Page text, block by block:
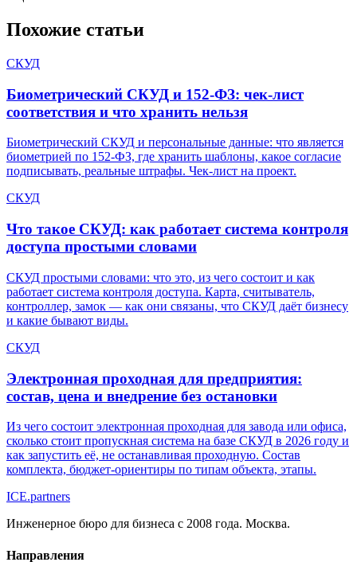
Похожие статьи
СКУД
Биометрический СКУД и 152-ФЗ: чек-лист
соответствия и что хранить нельзя
Биометрический СКУД и персональные данные: что является
биометрией по 152-ФЗ, где хранить шаблоны, какое согласие
подписывать, реальные штрафы. Чек-лист на проект.
СКУД
Что такое СКУД: как работает система контроля
доступа простыми словами
СКУД простыми словами: что это, из чего состоит и как
работает система контроля доступа. Карта, считыватель,
контроллер, замок — как они связаны, что СКУД даёт бизнесу
и какие бывают виды.
СКУД
Электронная проходная для предприятия:
состав, цена и внедрение без остановки
Из чего состоит электронная проходная для завода или офиса,
сколько стоит пропускная система на базе СКУД в 2026 году и
как запустить её, не останавливая проходную. Состав
комплекта, бюджет-ориентиры по типам объекта, этапы.
ICE.partners
Инженерное бюро для бизнеса с 2008 года. Москва.
Направления